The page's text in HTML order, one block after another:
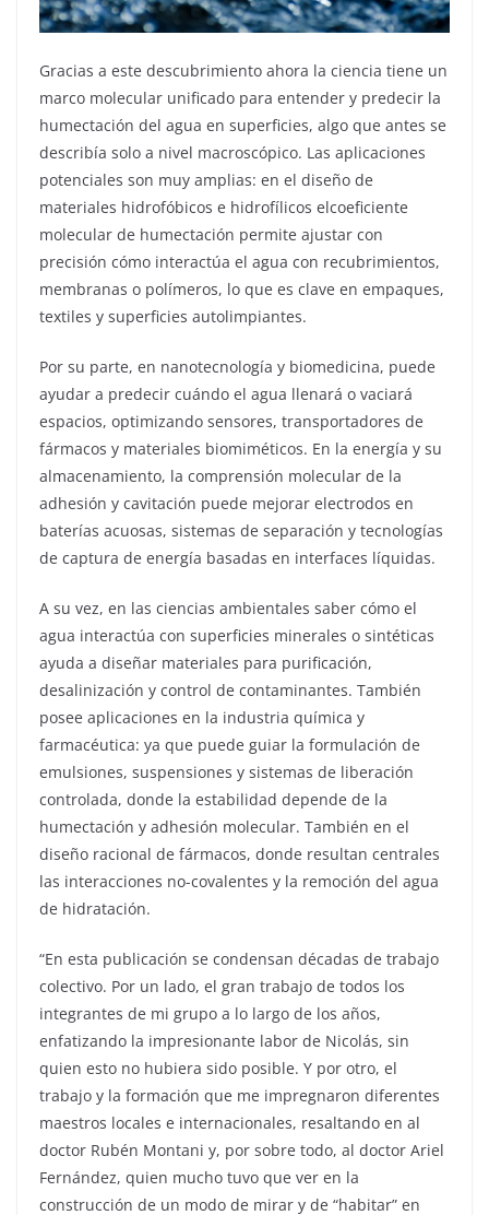
Gracias a este descubrimiento ahora la ciencia tiene un
marco molecular unificado para entender y predecir la
humectación del agua en superficies, algo que antes se
describía solo a nivel macroscópico. Las aplicaciones
potenciales son muy amplias: en el diseño de
materiales hidrofóbicos e hidrofílicos elcoeficiente
molecular de humectación permite ajustar con
precisión cómo interactúa el agua con recubrimientos,
membranas o polímeros, lo que es clave en empaques,
textiles y superficies autolimpiantes.
Por su parte, en nanotecnología y biomedicina, puede
ayudar a predecir cuándo el agua llenará o vaciará
espacios, optimizando sensores, transportadores de
fármacos y materiales biomiméticos. En la energía y su
almacenamiento, la comprensión molecular de la
adhesión y cavitación puede mejorar electrodos en
baterías acuosas, sistemas de separación y tecnologías
de captura de energía basadas en interfaces líquidas.
A su vez, en las ciencias ambientales saber cómo el
agua interactúa con superficies minerales o sintéticas
ayuda a diseñar materiales para purificación,
desalinización y control de contaminantes. También
posee aplicaciones en la industria química y
farmacéutica: ya que puede guiar la formulación de
emulsiones, suspensiones y sistemas de liberación
controlada, donde la estabilidad depende de la
humectación y adhesión molecular. También en el
diseño racional de fármacos, donde resultan centrales
las interacciones no-covalentes y la remoción del agua
de hidratación.
“En esta publicación se condensan décadas de trabajo
colectivo. Por un lado, el gran trabajo de todos los
integrantes de mi grupo a lo largo de los años,
enfatizando la impresionante labor de Nicolás, sin
quien esto no hubiera sido posible. Y por otro, el
trabajo y la formación que me impregnaron diferentes
maestros locales e internacionales, resaltando en al
doctor Rubén Montani y, por sobre todo, al doctor Ariel
Fernández, quien mucho tuvo que ver en la
construcción de un modo de mirar y de “habitar” en